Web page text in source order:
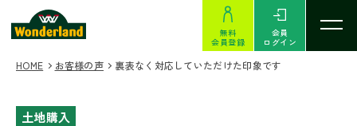
無料
会員登録
会員
ログイン
HOME お客様の声 裏表なく対応していただけた印象です
土地購入